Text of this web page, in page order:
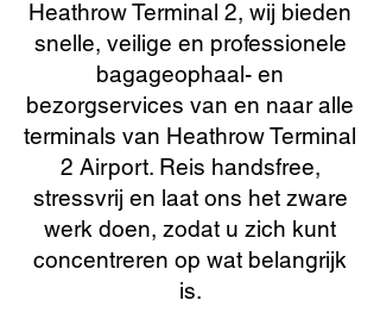
Heathrow Terminal 2, wij bieden
snelle, veilige en professionele
bagageophaal- en
bezorgservices van en naar alle
terminals van Heathrow Terminal
2 Airport. Reis handsfree,
stressvrij en laat ons het zware
werk doen, zodat u zich kunt
concentreren op wat belangrijk
is.